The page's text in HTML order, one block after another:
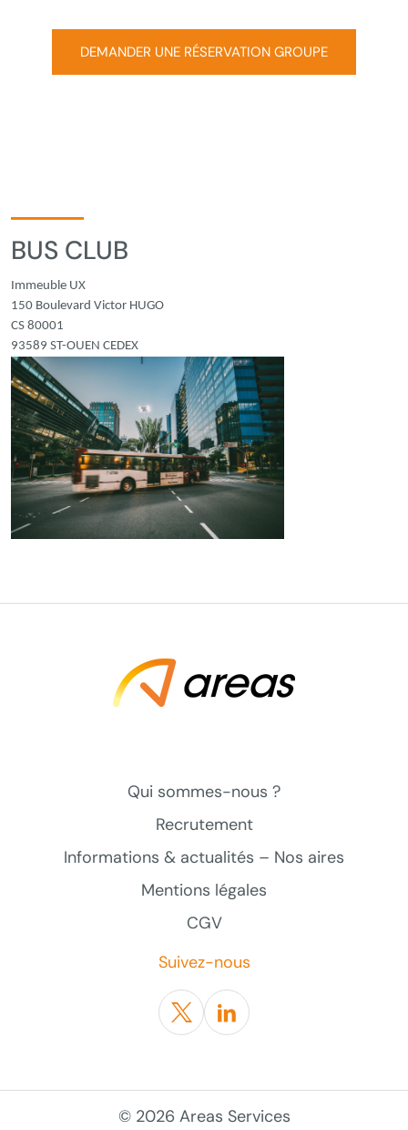
DEMANDER UNE RÉSERVATION GROUPE
BUS CLUB
Immeuble UX
150 Boulevard Victor HUGO
CS 80001
93589 ST-OUEN CEDEX
Qui sommes-nous ?
Recrutement
Informations & actualités – Nos aires
Mentions légales
CGV
Suivez-nous
TwitterLinkedin
© 2026 Areas Services